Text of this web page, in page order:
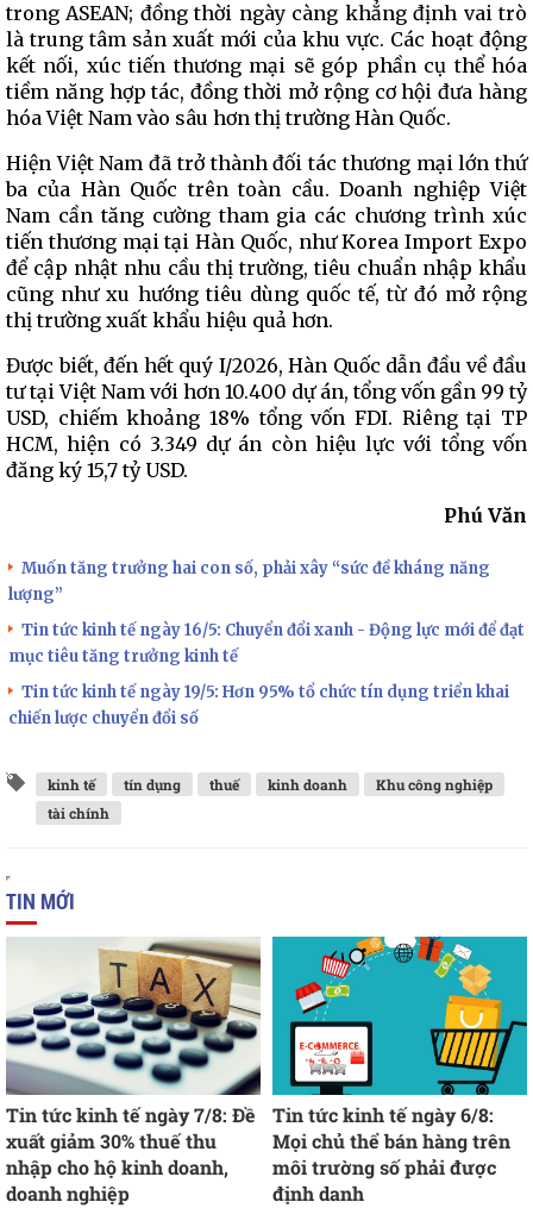
trong ASEAN; đồng thời ngày càng khẳng định vai trò
là trung tâm sản xuất mới của khu vực. Các hoạt động
kết nối, xúc tiến thương mại sẽ góp phần cụ thể hóa
tiềm năng hợp tác, đồng thời mở rộng cơ hội đưa hàng
hóa Việt Nam vào sâu hơn thị trường Hàn Quốc.
Hiện Việt Nam đã trở thành đối tác thương mại lớn thứ
ba của Hàn Quốc trên toàn cầu. Doanh nghiệp Việt
Nam cần tăng cường tham gia các chương trình xúc
tiến thương mại tại Hàn Quốc, như Korea Import Expo
để cập nhật nhu cầu thị trường, tiêu chuẩn nhập khẩu
cũng như xu hướng tiêu dùng quốc tế, từ đó mở rộng
thị trường xuất khẩu hiệu quả hơn.
Được biết, đến hết quý I/2026, Hàn Quốc dẫn đầu về đầu
tư tại Việt Nam với hơn 10.400 dự án, tổng vốn gần 99 tỷ
USD, chiếm khoảng 18% tổng vốn FDI. Riêng tại TP
HCM, hiện có 3.349 dự án còn hiệu lực với tổng vốn
đăng ký 15,7 tỷ USD.
Phú Văn
Muốn tăng trưởng hai con số, phải xây “sức đề kháng năng
lượng”
Tin tức kinh tế ngày 16/5: Chuyển đổi xanh - Động lực mới để đạt
mục tiêu tăng trưởng kinh tế
Tin tức kinh tế ngày 19/5: Hơn 95% tổ chức tín dụng triển khai
chiến lược chuyển đổi số
kinh tế tín dụng thuế kinh doanh
Khu công nghiệp
tài chính
TIN MỚI
Tin tức kinh tế ngày 7/8: Đề
xuất giảm 30% thuế thu
nhập cho hộ kinh doanh,
doanh nghiệp
Tin tức kinh tế ngày 6/8:
Mọi chủ thể bán hàng trên
môi trường số phải được
định danh